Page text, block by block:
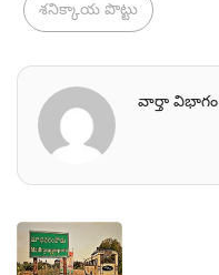
శనిక్కాయ పొట్టు
వార్తా విభాగం